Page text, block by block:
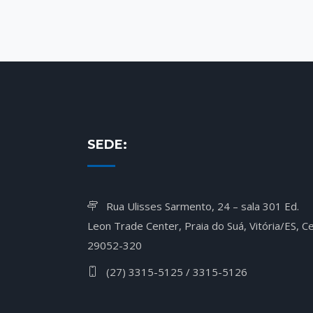
SEDE:
Rua Ulisses Sarmento, 24 – sala 301 Ed.
Leon Trade Center, Praia do Suá, Vitória/ES,
29052-320
(27) 3315-5125 / 3315-5126